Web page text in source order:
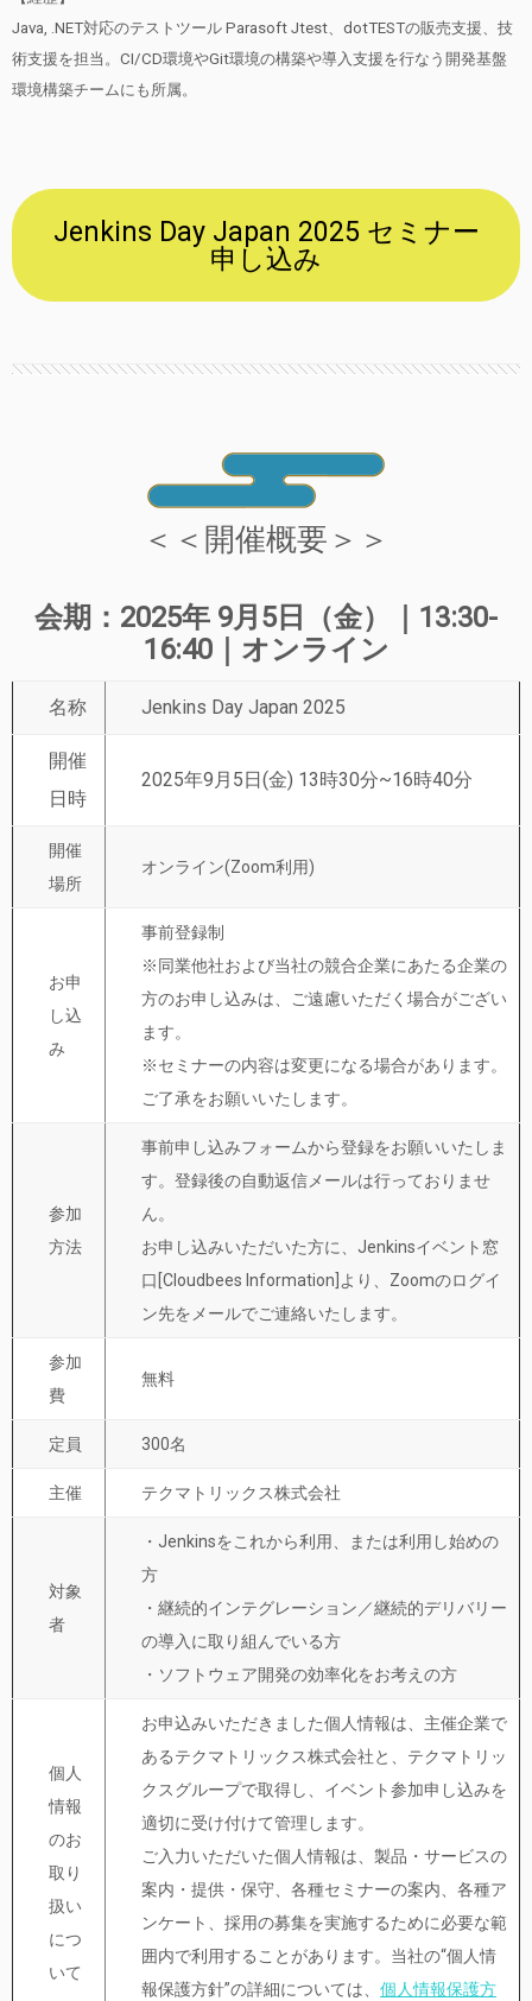
Java, .NET対応のテストツール Parasoft Jtest、dotTESTの販売支援、技
術支援を担当。CI/CD環境やGit環境の構築や導入支援を行なう開発基盤
環境構築チームにも所属。
Jenkins Day Japan 2025 セミナー
申し込み
＜＜開催概要＞＞
会期：2025年 9月5日（金）｜13:30-
16:40｜オンライン
名称 Jenkins Day Japan 2025
開催
日時
2025年9月5日(金) 13時30分~16時40分
開催
場所
オンライン(Zoom利用)
お申
し込
み
事前登録制
※同業他社および当社の競合企業にあたる企業の
方のお申し込みは、ご遠慮いただく場合がござい
ます。
※セミナーの内容は変更になる場合があります。
ご了承をお願いいたします。
参加
方法
事前申し込みフォームから登録をお願いいたしま
す。登録後の自動返信メールは行っておりませ
ん。
お申し込みいただいた方に、Jenkinsイベント窓
口[Cloudbees Information]より、Zoomのログイ
ン先をメールでご連絡いたします。
参加
費
無料
定員 300名
主催 テクマトリックス株式会社
対象
者
・Jenkinsをこれから利用、または利用し始めの
方
・継続的インテグレーション／継続的デリバリー
の導入に取り組んでいる方
・ソフトウェア開発の効率化をお考えの方
個人
情報
のお
取り
扱い
につ
いて
お申込みいただきました個人情報は、主催企業で
あるテクマトリックス株式会社と、テクマトリッ
クスグループで取得し、イベント参加申し込みを
適切に受け付けて管理します。
ご入力いただいた個人情報は、製品・サービスの
案内・提供・保守、各種セミナーの案内、各種ア
ンケート、採用の募集を実施するために必要な範
囲内で利用することがあります。当社の“個人情
報保護方針”の詳細については、 個人情報保護方